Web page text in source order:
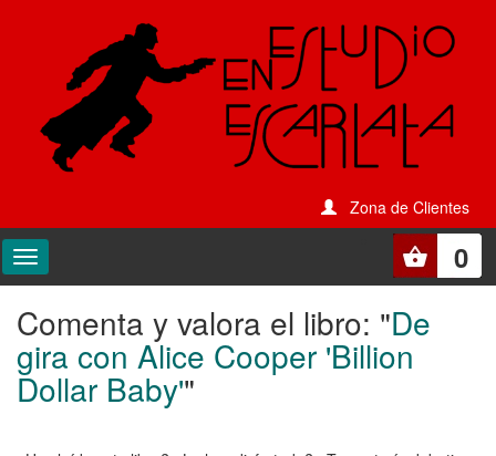
Zona de Clientes
0
Comenta
y
valora
el
Comenta y valora el libro: "De
gira con Alice Cooper 'Billion
Dollar Baby'"